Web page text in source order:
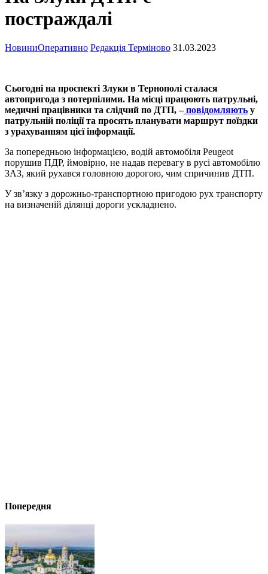
постраждалі
НовиниОперативно Редакція Терміново 31.03.2023
Сьогодні на проспекті Злуки в Тернополі сталася
автопригода з потерпілими. На місці працюють патрульні,
медичні працівники та слідчий по ДТП, –повідомляють у
патрульній поліції та просять планувати маршрут поїздки
з урахуванням цієї інформації.
За попередньою інформацією, водій автомобіля Peugeot
порушив ПДР, ймовірно, не надав перевагу в русі автомобілю
ЗАЗ, який рухався головною дорогою, чим спричинив ДТП.
У зв’язку з дорожньо-транспортною пригодою рух транспорту
на визначеній ділянці дороги ускладнено.
Попередня